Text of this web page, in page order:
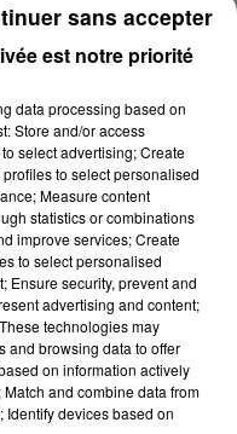
est notre priorité
data processing based on
Store and/or access
select advertising; Create
to select personalised
Measure content
statistics or combinations
improve services; Create
to select personalised
Ensure security, prevent and
advertising and content;
technologies may
and browsing data to offer
on information actively
and combine data from
Identify devices based on
sans accepter